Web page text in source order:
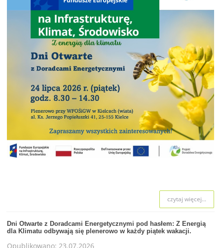
czytaj więcej...
Dni Otwarte z Doradcami Energetycznymi pod hasłem: Z Energią
dla Klimatu odbywają się plenerowo w każdy piątek wakacji.
Opublikowano: 23.07.2026